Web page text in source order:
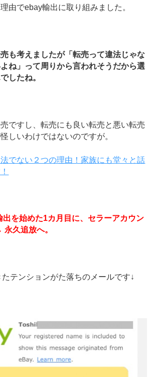
由でebay輸出に取り組みました。
も考えましたが「転売って違法じゃな
ね」って周りから言われそうだから選
したね。
ですし、転売にも良い転売と悪い転売
しいわけではないのですが。
でない２つの理由！家族にも堂々と話
を始めた1カ月目に、セラーアカウン
永久追放へ。
テンションがた落ちのメールです↓